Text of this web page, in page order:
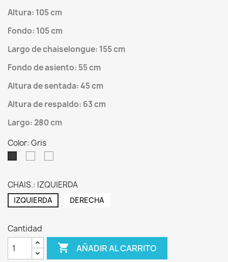
Altura: 105 cm
Fondo: 105 cm
Largo de chaiselongue: 155 cm
Fondo de asiento: 55 cm
Altura de sentada: 45 cm
Altura de respaldo: 63 cm
Largo: 280 cm
Color: Gris
Mouse
CHAIS.: IZQUIERDA
IZQUIERDA DERECHA
Cantidad
 AÑADIR AL CARRITO